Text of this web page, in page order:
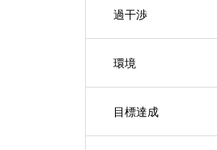
過干渉
環境
目標達成